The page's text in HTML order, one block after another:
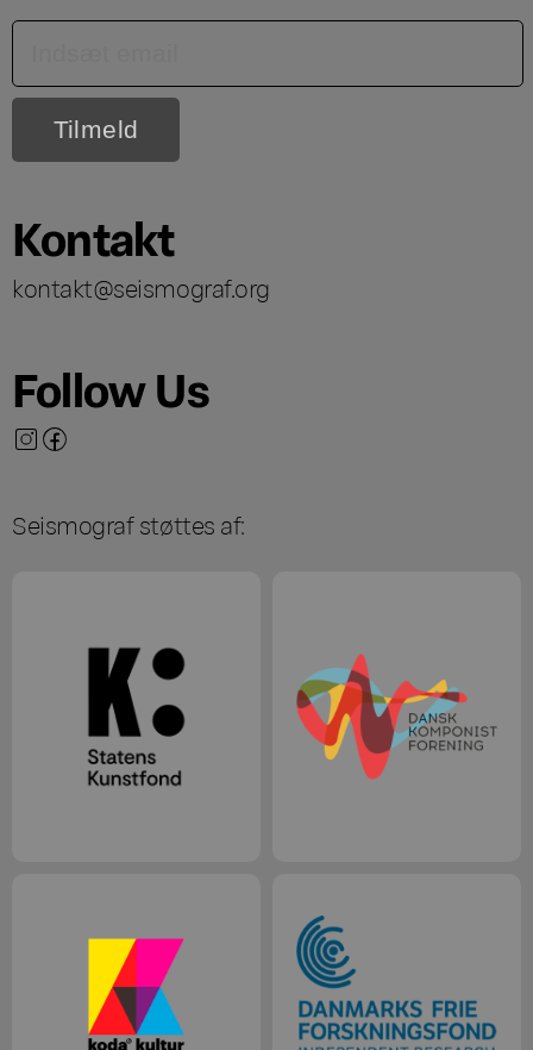
Kontakt
kontakt@seismograf.org
Follow Us
Seismograf støttes af: